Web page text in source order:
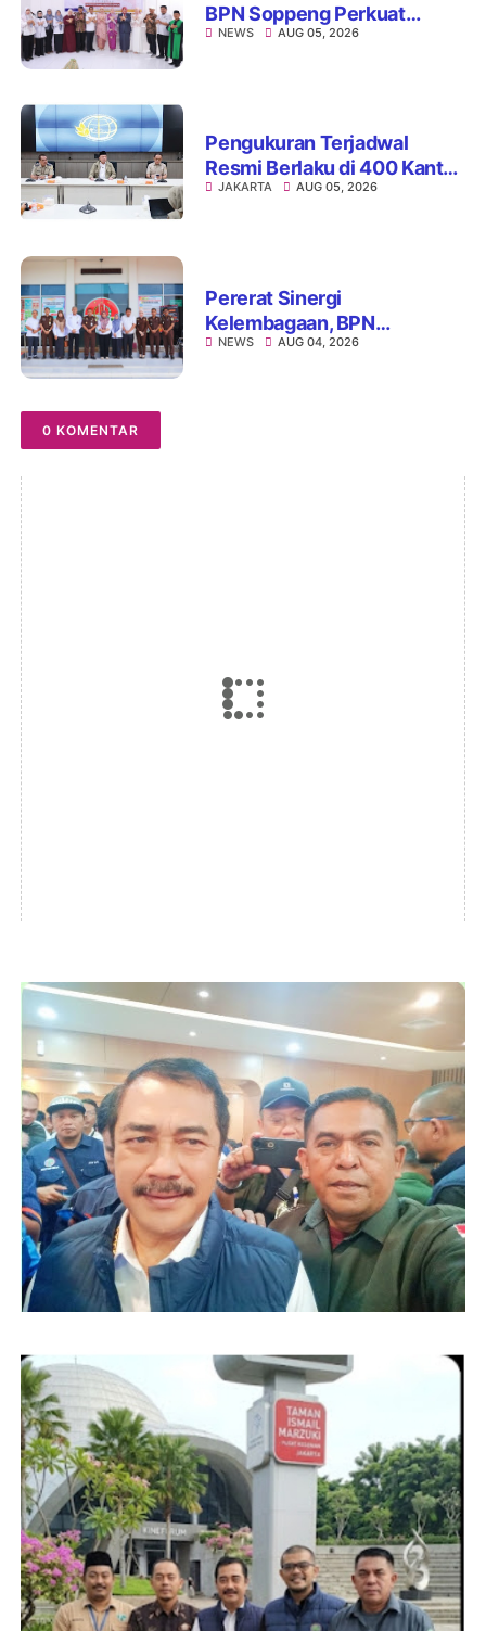
BPN Soppeng Perkuat
Pelayanan Pertanahan
NEWS AUG 05, 2026
Pengukuran Terjadwal
Resmi Berlaku di 400 Kantor
Pertanahan, ATR/BPN Jamin
JAKARTA AUG 05, 2026
Pererat Sinergi
Kelembagaan, BPN
Kabupaten Soppeng dan
NEWS AUG 04, 2026
0 KOMENTAR